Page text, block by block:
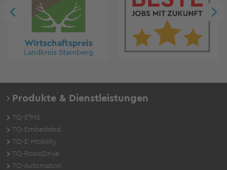
Produkte & Dienstleistungen
TQ-E²MS
TQ-Embedded
TQ-E-Mobility
TQ-RoboDrive
TQ-Automation